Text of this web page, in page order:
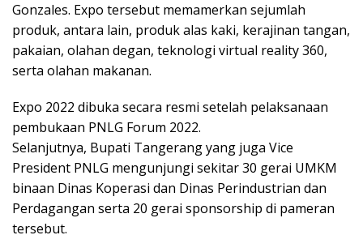
Gonzales. Expo tersebut memamerkan sejumlah
produk, antara lain, produk alas kaki, kerajinan tangan,
pakaian, olahan degan, teknologi virtual reality 360,
serta olahan makanan.
Expo 2022 dibuka secara resmi setelah pelaksanaan
pembukaan PNLG Forum 2022.
Selanjutnya, Bupati Tangerang yang juga Vice
President PNLG mengunjungi sekitar 30 gerai UMKM
binaan Dinas Koperasi dan Dinas Perindustrian dan
Perdagangan serta 20 gerai sponsorship di pameran
tersebut.